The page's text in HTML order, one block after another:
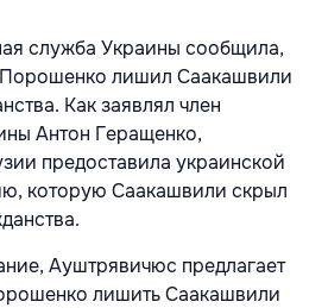
служба Украины сообщила,
Порошенко лишил Саакашвили
Как заявлял член
Антон Геращенко,
предоставила украинской
которую Саакашвили скрыл
Ауштрявичюс предлагает
лишить Саакашвили